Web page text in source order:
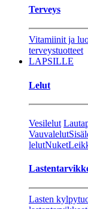
Terveys
Vitamiinit ja
terveystuotteet
LAPSILLE
Lelut
Vesilelut
Vauvalelut
lelutNuket
Lasten